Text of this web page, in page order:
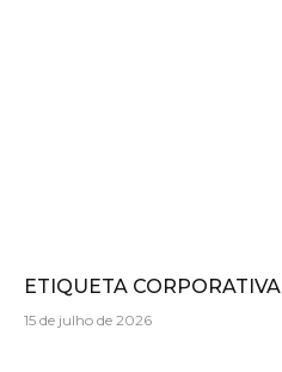
ETIQUETA CORPORATIVA
15 de julho de 2026